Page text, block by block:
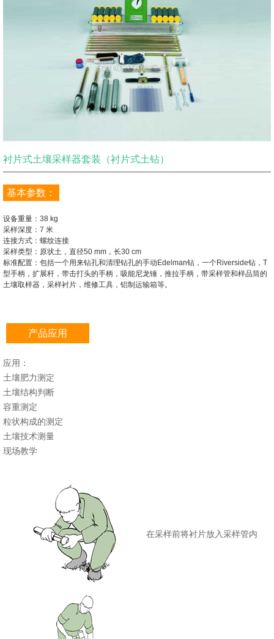
衬片式土壤采样器套装（衬片式土钻）
基本参数：
设备重量：38 kg
采样深度：7 米
连接方式：螺纹连接
采样类型：原状土，直径50 mm，长30 cm
标准配置：包括一个用来钻孔和清理钻孔的手动Edelman钻，一个Riverside钻，T
型手柄，扩展杆，带击打头的手柄，吸能尼龙锤，推拉手柄，带采样管和样品筒的
土壤取样器，采样衬片，维修工具，铝制运输箱等。
产品应用
应用：
土壤肥力测定
土壤结构判断
容重测定
粒状构成的测定
土壤技术测量
现场教学
在采样前将衬片放入采样管内